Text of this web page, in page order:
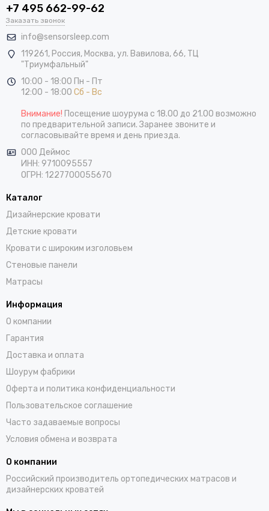
+7 495 662-99-62
Заказать звонок
info@sensorsleep.com
119261, Россия, Москва,ул. Вавилова, 66, ТЦ
"Триумфальный"
10:00 - 18:00 Пн - Пт
12:00 - 18:00 Сб - Вс
Внимание! Посещение шоурума с 18.00 до 21.00 возможно
по предварительной записи. Заранее звоните и
согласовывайте время и день приезда.
ООО Деймос
ИНН: 9710095557
ОГРН: 1227700055670
Каталог
Дизайнерские кровати
Детские кровати
Кровати с широким изголовьем
Стеновые панели
Матрасы
Информация
О компании
Гарантия
Доставка и оплата
Шоурум фабрики
Оферта и политика конфиденциальности
Пользовательское соглашение
Часто задаваемые вопросы
Условия обмена и возврата
О компании
Российский производитель ортопедических матрасов и
дизайнерских кроватей